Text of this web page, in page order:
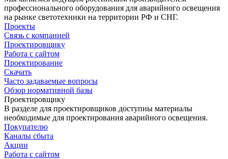
профессионального оборудования для аварийного освещения
на рынке светотехники на территории РФ и СНГ.
Проекты
Связь с компанией
Проектировщику
Работа с сайтом
Проектирование
Скачать
Часто задаваемые вопросы
Обзор нормативной базы
Проектировщику
В разделе для проектировщиков доступны материалы
необходимые для проектирования аварийного освещения.
Покупателю
Каналы сбыта
Акции
Работа с сайтом